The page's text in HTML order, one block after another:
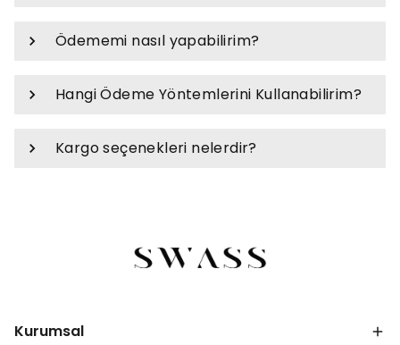
Ödememi nasıl yapabilirim?
Hangi Ödeme Yöntemlerini Kullanabilirim?
Kargo seçenekleri nelerdir?
Kurumsal